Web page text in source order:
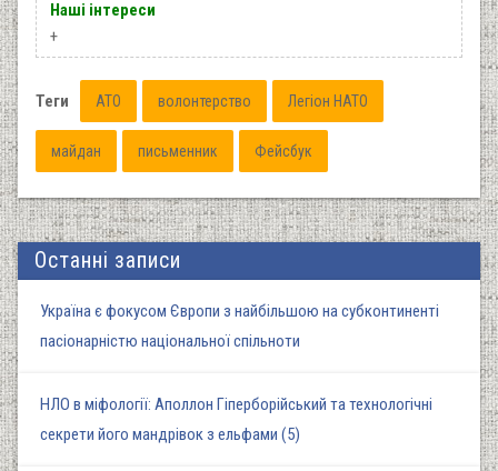
Наші інтереси
+
Теги АТО волонтерство Легіон НАТО
майдан письменник Фейсбук
Останні записи
Україна є фокусом Європи з найбільшою на субконтиненті
пасіонарністю національної спільноти
НЛО в міфології: Аполлон Гіперборійський та технологічні
секрети його мандрівок з ельфами (5)